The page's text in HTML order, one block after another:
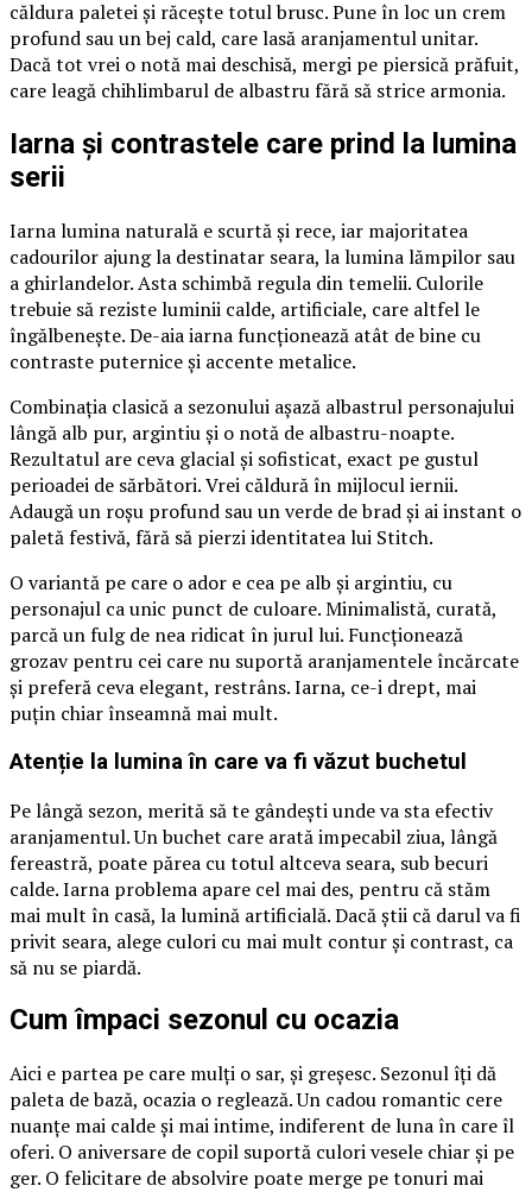
căldura paletei și răcește totul brusc. Pune în loc un crem
profund sau un bej cald, care lasă aranjamentul unitar.
Dacă tot vrei o notă mai deschisă, mergi pe piersică prăfuit,
care leagă chihlimbarul de albastru fără să strice armonia.
Iarna și contrastele care prind la lumina
serii
Iarna lumina naturală e scurtă și rece, iar majoritatea
cadourilor ajung la destinatar seara, la lumina lămpilor sau
a ghirlandelor. Asta schimbă regula din temelii. Culorile
trebuie să reziste luminii calde, artificiale, care altfel le
îngălbenește. De-aia iarna funcționează atât de bine cu
contraste puternice și accente metalice.
Combinația clasică a sezonului așază albastrul personajului
lângă alb pur, argintiu și o notă de albastru-noapte.
Rezultatul are ceva glacial și sofisticat, exact pe gustul
perioadei de sărbători. Vrei căldură în mijlocul iernii.
Adaugă un roșu profund sau un verde de brad și ai instant o
paletă festivă, fără să pierzi identitatea lui Stitch.
O variantă pe care o ador e cea pe alb și argintiu, cu
personajul ca unic punct de culoare. Minimalistă, curată,
parcă un fulg de nea ridicat în jurul lui. Funcționează
grozav pentru cei care nu suportă aranjamentele încărcate
și preferă ceva elegant, restrâns. Iarna, ce-i drept, mai
puțin chiar înseamnă mai mult.
Atenție la lumina în care va fi văzut buchetul
Pe lângă sezon, merită să te gândești unde va sta efectiv
aranjamentul. Un buchet care arată impecabil ziua, lângă
fereastră, poate părea cu totul altceva seara, sub becuri
calde. Iarna problema apare cel mai des, pentru că stăm
mai mult în casă, la lumină artificială. Dacă știi că darul va fi
privit seara, alege culori cu mai mult contur și contrast, ca
să nu se piardă.
Cum împaci sezonul cu ocazia
Aici e partea pe care mulți o sar, și greșesc. Sezonul îți dă
paleta de bază, ocazia o reglează. Un cadou romantic cere
nuanțe mai calde și mai intime, indiferent de luna în care îl
oferi. O aniversare de copil suportă culori vesele chiar și pe
ger. O felicitare de absolvire poate merge pe tonuri mai